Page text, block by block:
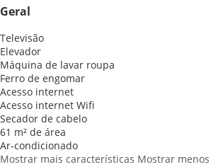
Geral
Televisão
Elevador
Máquina de lavar roupa
Ferro de engomar
Acesso internet
Acesso internet Wifi
Secador de cabelo
61 m² de área
Ar-condicionado
Mostrar mais características Mostrar